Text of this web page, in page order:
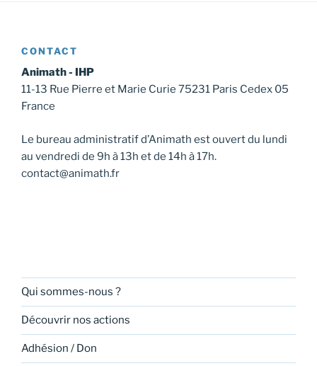
CONTACT
Animath - IHP
11-13 Rue Pierre et Marie Curie 75231 Paris Cedex 05
France
Le bureau administratif d’Animath est ouvert du lundi
au vendredi de 9h à 13h et de 14h à 17h.
contact@animath.fr
Qui sommes-nous ?
Découvrir nos actions
Adhésion / Don